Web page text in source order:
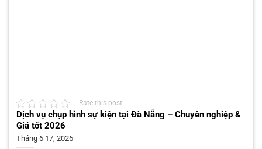
Rate this post
Dịch vụ chụp hình sự kiện tại Đà Nẵng – Chuyên nghiệp &
Giá tốt 2026
Tháng 6 17, 2026